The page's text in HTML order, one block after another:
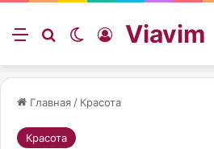
Меню ИскатьSwitch skin
Войти
Viavim
Главная / Красота
Красота